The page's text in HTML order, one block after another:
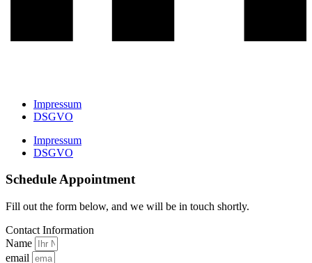
Impressum
DSGVO
Impressum
DSGVO
Schedule Appointment
Fill out the form below, and we will be in touch shortly.
Contact Information
Name
email